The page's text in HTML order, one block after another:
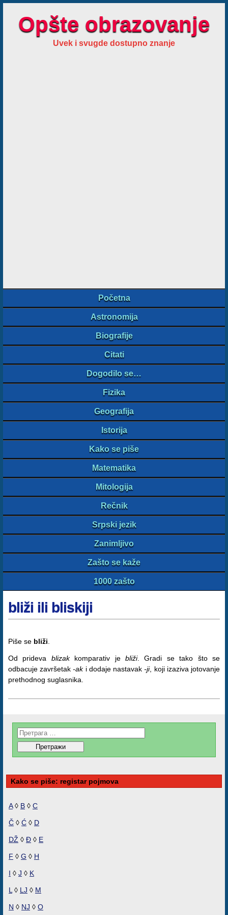
Opšte obrazovanje
Uvek i svugde dostupno znanje
Početna
Astronomija
Biografije
Citati
Dogodilo se…
Fizika
Geografija
Istorija
Kako se piše
Matematika
Mitologija
Rečnik
Srpski jezik
Zanimljivo
Zašto se kaže
1000 zašto
bliži ili bliskiji
Piše se bliži
Od prideva blizakkomparativ jebliži. Gradi se tako što se
odbacuje završetak-aki dodaje nastavak-ji, koji izaziva jotovanje
prethodnog suglasnika.
Kako se piše: registar pojmova
A◊ B ◊ C
Č ◊ Ć ◊ D
DŽ ◊ Đ ◊ E
F ◊ G ◊ H
I ◊ J ◊ K
L ◊ LJ ◊ M
N ◊ NJ ◊ O